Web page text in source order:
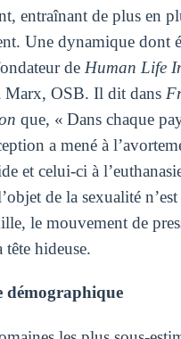
entraînant de plus en
Une dynamique dont
de Human Life
Marx, OSB. Il dit dans
que, « Dans chaque
a mené à
et celui-ci à
de la sexualité
le mouvement de
tête hideuse.
démographique